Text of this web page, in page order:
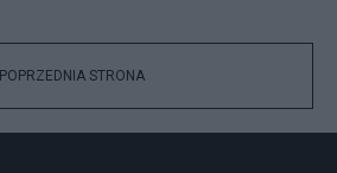
POPRZEDNIA STRONA